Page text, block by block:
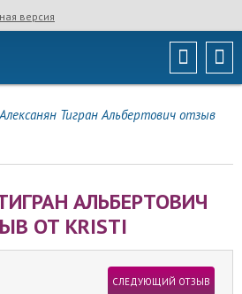
версия
Алексанян Тигран Альбертович отзыв
АЛЬБЕРТОВИЧ
ОТ KRISTI
СЛЕДУЮЩИЙ ОТЗЫВ